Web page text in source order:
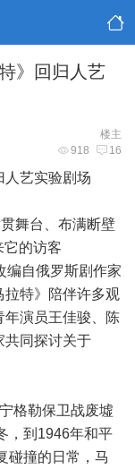
》回归人艺
楼主
918 16
人艺实验剧场
舞台、布满断壁
它的访客
编自俄罗斯剧作家
拉特》陪伴许多观
年演员王佳骏、陈
共同探讨关于
格勒保卫战废墟
，到1946年和平
碰撞的日常，马